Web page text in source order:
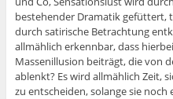
bestehender Dramatik gefüttert,
durch satirische Betrachtung
allmählich erkennbar, dass
Massenillusion beiträgt, die von
ablenkt? Es wird allmählich Zeit,
zu entscheiden, solange sie